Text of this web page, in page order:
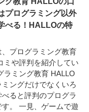
プログラミング以外
べる！HALLOの特
、プログラミング教育
ミや評判を紹介してい
ラミング教育 HALLO
ングだけでなくいろ
ると評判のプログラ
す。 一見、ゲームで遊